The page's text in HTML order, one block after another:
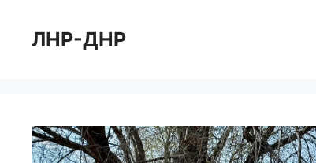
содержимому
ЛНР-ДНР